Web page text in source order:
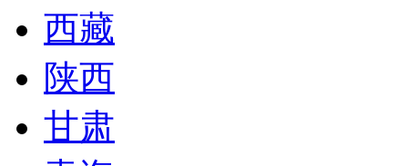
西藏
陕西
甘肃